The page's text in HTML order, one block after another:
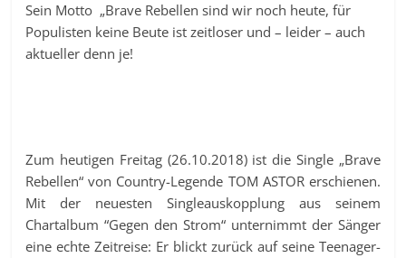
Sein Motto „Brave Rebellen sind wir noch heute, für
Populisten keine Beute ist zeitloser und – leider – auch
aktueller denn je!
Zum heutigen Freitag (26.10.2018) ist die Single „Brave
Rebellen“ von Country-Legende TOM ASTOR erschienen.
Mit der neuesten Singleauskopplung aus seinem
Chartalbum “Gegen den Strom“ unternimmt der Sänger
eine echte Zeitreise: Er blickt zurück auf seine Teenager-